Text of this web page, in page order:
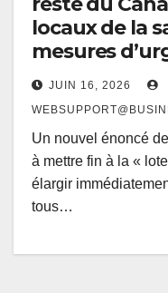
locaux de la
mesures
JUIN 16, 2026
Un nouvel énoncé
à mettre fin à la «
élargir
tous…